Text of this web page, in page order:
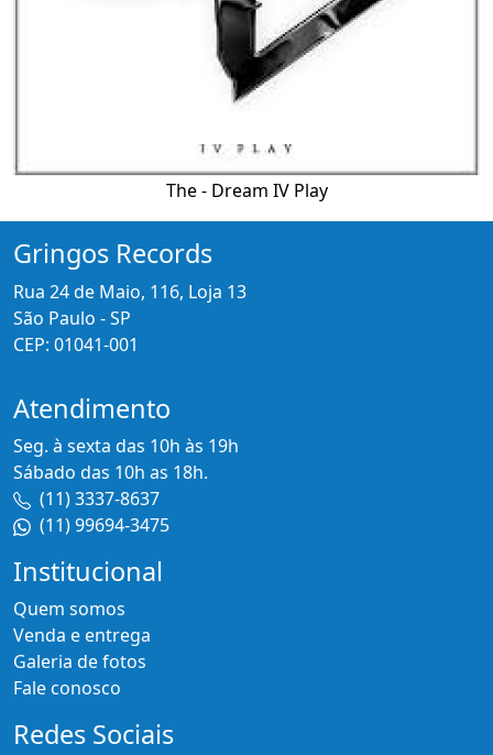
The - Dream IV Play
Gringos Records
Rua 24 de Maio, 116, Loja 13
São Paulo - SP
CEP: 01041-001
Atendimento
Seg. à sexta das 10h às 19h
Sábado das 10h as 18h.
(11) 3337-8637
(11) 99694-3475
Institucional
Quem somos
Venda e entrega
Galeria de fotos
Fale conosco
Redes Sociais